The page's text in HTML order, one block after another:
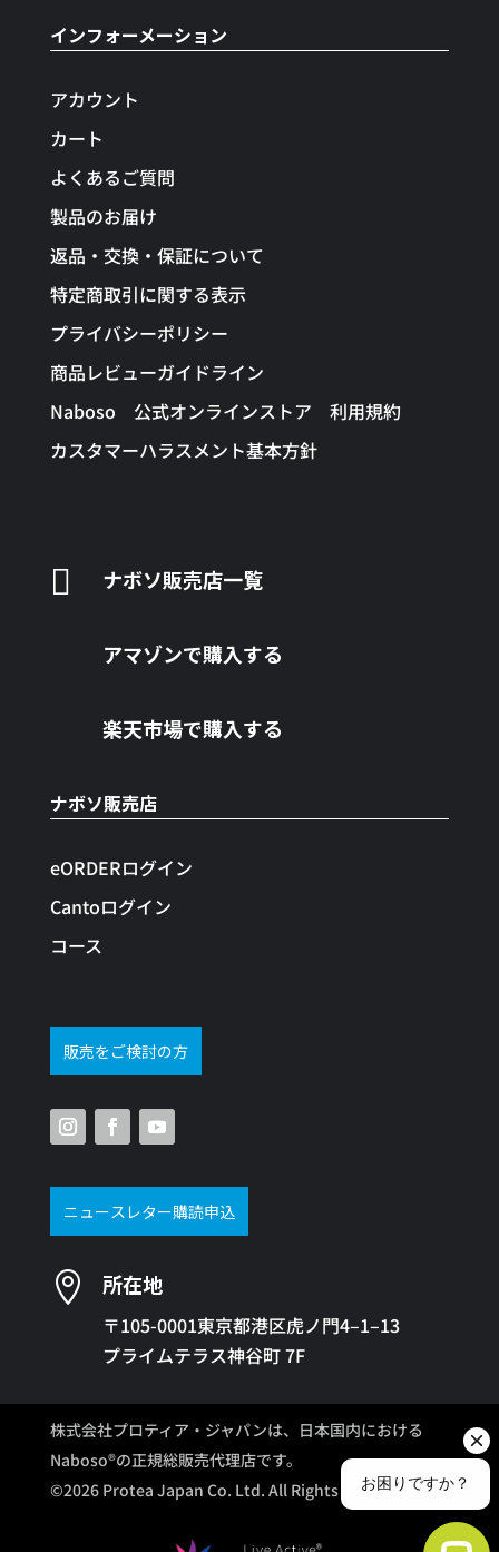
インフォーメーション
アカウント
カート
よくあるご質問
製品のお届け
返品・交換・保証について
特定商取引に関する表示
プライバシーポリシー
商品レビューガイドライン
Naboso 公式オンラインストア 利用規約
カスタマーハラスメント基本方針
 ナボソ販売店一覧
アマゾンで購入する
楽天市場で購入する
ナボソ販売店
eORDERログイン
Cantoログイン
コース
販売をご検討の方
ニュースレター購読申込
 所在地
〒105-0001東京都港区虎ノ門4–1–13
プライムテラス神谷町 7F
株式会社プロティア・ジャパンは、日本国内における
Naboso®の正規総販売代理店です。
©2026 Protea Japan Co. Ltd. All Rights Reserved.